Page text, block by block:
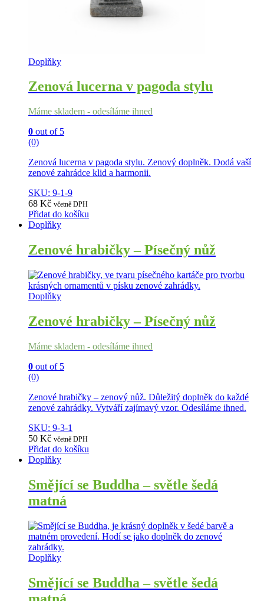
Doplňky
Zenová lucerna v pagoda stylu
Máme skladem - odesíláme ihned
0 out of 5
(0)
Zenová lucerna v pagoda stylu. Zenový doplněk. Dodá vaší
zenové zahrádce klid a harmonii.
SKU: 9-1-9
68 Kč včetně DPH
Přidat do košíku
Doplňky
Zenové hrabičky – Písečný nůž
Doplňky
Zenové hrabičky – Písečný nůž
Máme skladem - odesíláme ihned
0 out of 5
(0)
Zenové hrabičky – zenový nůž. Důležitý doplněk do každé
zenové zahrádky. Vytváří zajímavý vzor. Odesíláme ihned.
SKU: 9-3-1
50 Kč včetně DPH
Přidat do košíku
Doplňky
Smějící se Buddha – světle šedá
matná
Doplňky
Smějící se Buddha – světle šedá